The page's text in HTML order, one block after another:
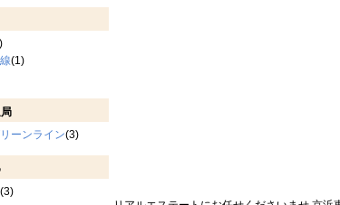
(1)
ーンライン(3)
(3)
駅 徒歩10分